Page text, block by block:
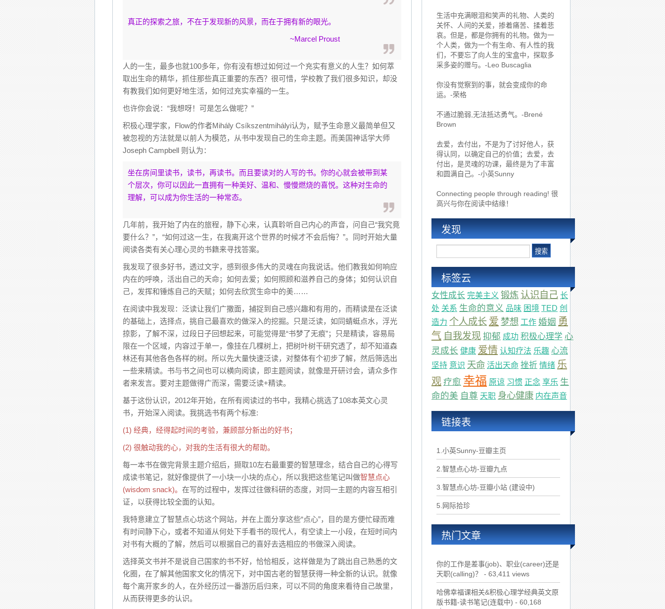
真正的探索之旅，不在于发现新的风景，而在于拥有新的眼光。
~Marcel Proust
人的一生，最多也就100多年，你有没有想过如何过一个充实有意义的人生？如何萃
取出生命的精华，抓住那些真正重要的东西？很可惜，学校教了我们很多知识，却没
有教我们如何更好地生活，如何过充实幸福的一生。
也许你会说：“我想呀！可是怎么做呢？”
积极心理学家，Flow的作者Mihály Csíkszentmihályi认为，赋予生命意义最简单但又
被忽视的方法就是以前人为模范，从书中发现自己的生命主题。而美国神话学大师
Joseph Campbell 则认为：
坐在房间里读书，读书，再读书。而且要读对的人写的书。你的心就会被带到某
个层次，你可以因此一直拥有一种美好、温和、慢慢燃烧的喜悦。这种对生命的
理解，可以成为你生活的一种常态。
几年前，我开始了内在的旅程，静下心来，认真聆听自己内心的声音，问自己“我究竟
要什么？”，“如何过这一生，在我离开这个世界的时候才不会后悔？”。同时开始大量
阅读各类有关心理心灵的书籍来寻找答案。
我发现了很多好书，透过文字，感到很多伟大的灵魂在向我说话。他们教我如何响应
内在的呼唤，活出自己的天命；如何去爱；如何照顾和滋养自己的身体；如何认识自
己，发挥和锤炼自己的天赋；如何去欣赏生命中的美……
在阅读中我发现：泛读让我们广撒面，捕捉到自己感兴趣和有用的，而精读是在泛读
的基础上，选择点，挑自己最喜欢的做深入的挖掘。只是泛读，如同蜻蜓点水，浮光
掠影，了解不深，过段日子回想起来，可能觉得是“书梦了无痕”；只是精读，容易局
限在一个区域，内容过于单一，像挂在几棵树上，把树叶树干研究透了，却不知道森
林还有其他各色各样的树。所以先大量快速泛读，对整体有个初步了解，然后筛选出
一些来精读。书与书之间也可以横向阅读，即主题阅读，就像是开研讨会，请众多作
者来发言。要对主题做得广而深，需要泛读+精读。
基于这份认识，2012年开始，在所有阅读过的书中，我精心挑选了108本英文心灵
书，开始深入阅读。我挑选书有两个标准:
(1) 经典，经得起时间的考验，兼顾部分新出的好书；
(2) 很触动我的心，对我的生活有很大的帮助。
每一本书在做完背景主题介绍后，撷取10左右最重要的智慧理念，结合自己的心得写
成读书笔记，就好像提供了一小块一小块的点心，所以我把这些笔记叫做智慧点心
(wisdom snack)。 在写的过程中，发挥过往做科研的态度，对同一主题的内容互相引
证，以获得比较全面的认知。
我特意建立了智慧点心坊这个网站，并在上面分享这些“点心”，目的是方便忙碌而难
有时间静下心，或者不知道从何处下手看书的现代人，有空读上一小段，在短时间内
对书有大概的了解，然后可以根据自己的喜好去选相应的书做深入阅读。
选择英文书并不是说自己国家的书不好，恰恰相反，这样做是为了跳出自己熟悉的文
化圈，在了解其他国家文化的情况下，对中国古老的智慧获得一种全新的认识。就像
每个离开家乡的人，在外经历过一番游历后归来，可以不同的角度来看待自己故里，
从而获得更多的认识。
生活中充满眼泪和笑声的礼物、人类的
关怀、人间的关爱，掺着痛苦、揉着悲
哀。但是，都是你拥有的礼物。做为一
个人类，做为一个有生命、有人性的我
们，不要忘了向人生的宝盒中，探取多
采多姿的赠与。-Leo Buscaglia
你没有觉察到的事，就会变成你的命
运。-荣格
不通过脆弱,无法抵达勇气。-Brené
Brown
去爱，去付出，不是为了讨好他人，获
得认同，以确定自己的价值；去爱，去
付出，是灵魂的功课，最终是为了丰富
和圆满自己。-小英Sunny
Connecting people through reading! 很
高兴与你在阅读中结缘！
发现
标签云
女性成长 完美主义 锻炼 认识自己 长
处 关系 生命的意义 品味 困境 TED 创
造力 个人成长 爱 梦想 工作 婚姻 勇
气 自我发现 抑郁 成功 积极心理学 心
灵成长 健康 爱情 认知疗法 乐趣 心流
坚持 意识 天命 活出天命 挫折 情绪 乐
观 疗愈 幸福 原谅 习惯 正念 享乐 生
命的美 自尊 天职 身心健康 内在声音
链接表
1.小英Sunny-豆瓣主页
2.智慧点心坊-豆瓣九点
3.智慧点心坊-豆瓣小站 (建设中)
5.网际拾珍
热门文章
你的工作是差事(job)、职业(career)还是
天职(calling)？
- 63,411 views
哈佛幸福课相关&积极心理学经典英文原
版书籍-读书笔记(连载中) - 60,168